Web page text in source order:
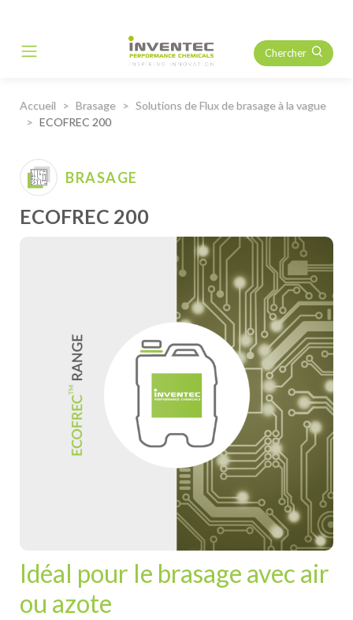
Main Navigation Chercher
Accueil Brasage
Solutions de Flux de brasage à la vague
ECOFREC 200
BRASAGE
ECOFREC 200
Idéal pour le brasage avec air
ou azote